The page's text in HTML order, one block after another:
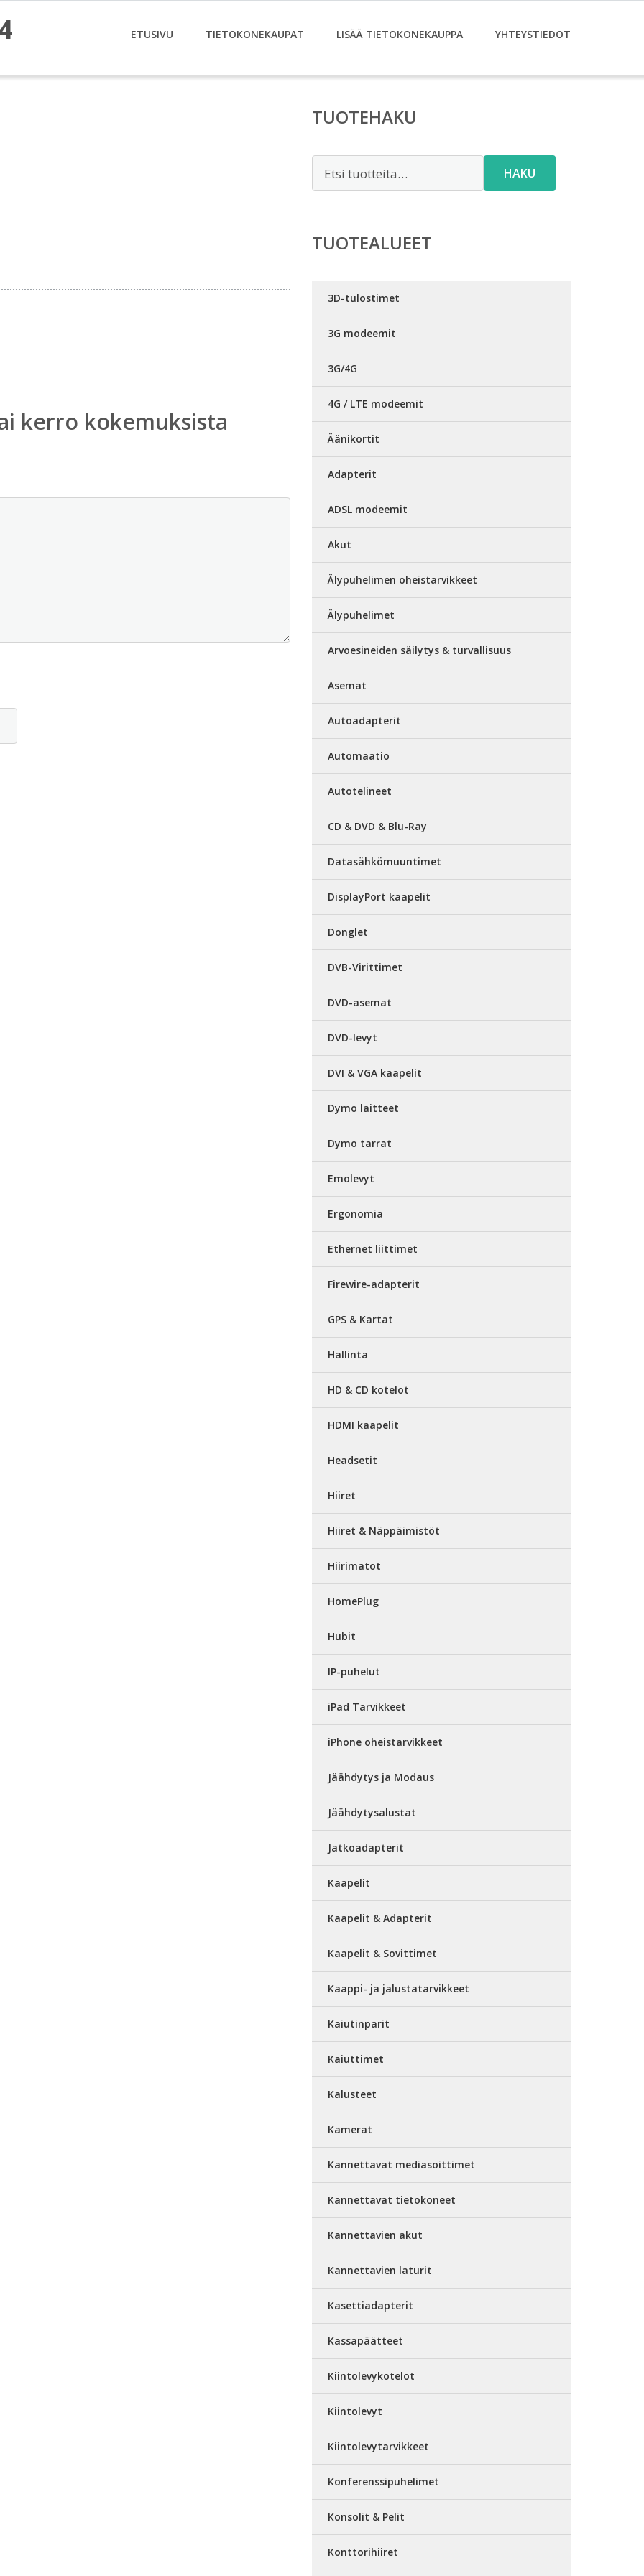
ETUSIVU TIETOKONEKAUPAT LISÄÄ TIETOKONEKAUPPA YHTEYSTIEDOT
kerro kokemuksista
TUOTEHAKU
HAKU
TUOTEALUEET
3D-tulostimet
3G modeemit
3G/4G
4G / LTE modeemit
Äänikortit
Adapterit
ADSL modeemit
Akut
Älypuhelimen oheistarvikkeet
Älypuhelimet
Arvoesineiden säilytys & turvallisuus
Asemat
Autoadapterit
Automaatio
Autotelineet
CD & DVD & Blu-Ray
Datasähkömuuntimet
DisplayPort kaapelit
Donglet
DVB-Virittimet
DVD-asemat
DVD-levyt
DVI & VGA kaapelit
Dymo laitteet
Dymo tarrat
Emolevyt
Ergonomia
Ethernet liittimet
Firewire-adapterit
GPS & Kartat
Hallinta
HD & CD kotelot
HDMI kaapelit
Headsetit
Hiiret
Hiiret & Näppäimistöt
Hiirimatot
HomePlug
Hubit
IP-puhelut
iPad Tarvikkeet
iPhone oheistarvikkeet
Jäähdytys ja Modaus
Jäähdytysalustat
Jatkoadapterit
Kaapelit
Kaapelit & Adapterit
Kaapelit & Sovittimet
Kaappi- ja jalustatarvikkeet
Kaiutinparit
Kaiuttimet
Kalusteet
Kamerat
Kannettavat mediasoittimet
Kannettavat tietokoneet
Kannettavien akut
Kannettavien laturit
Kasettiadapterit
Kassapäätteet
Kiintolevykotelot
Kiintolevyt
Kiintolevytarvikkeet
Konferenssipuhelimet
Konsolit & Pelit
Konttorihiiret